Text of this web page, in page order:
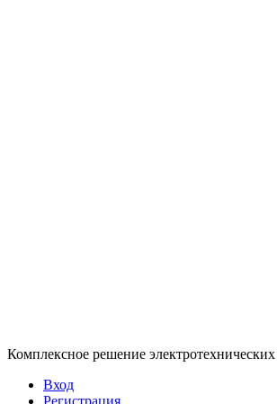
Комплексное решение электротехнических
Вход
Регистрация